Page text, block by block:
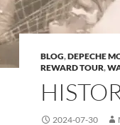
BLOG,DEPECHE
REWARD TOUR,
2024-07-30